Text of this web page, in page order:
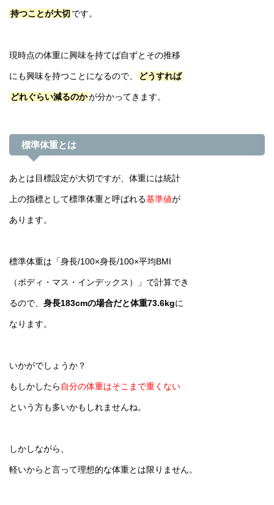
持つことが大切 です。
現時点の体重に興味を持てば自ずとその推移
にも興味を持つことになるので、 どうすれば
どれぐらい減るのかが分かってきます。
標準体重とは
あとは目標設定が大切ですが、体重には統計
上の指標として標準体重と呼ばれる基準値が
あります。
標準体重は「身長/100×身長/100×平均BMI
（ボディ・マス・インデックス）」で計算でき
るので、 身長183cmの場合だと体重73.6kgに
なります。
いかがでしょうか？
もしかしたら 自分の体重はそこまで重くない
という方も多いかもしれませんね。
しかしながら、
軽いからと言って理想的な体重とは限りません。